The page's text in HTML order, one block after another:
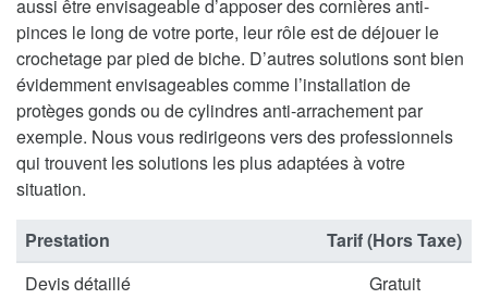
aussi être envisageable d’apposer des cornières anti-
pinces le long de votre porte, leur rôle est de déjouer le
crochetage par pied de biche. D’autres solutions sont bien
évidemment envisageables comme l’installation de
protèges gonds ou de cylindres anti-arrachement par
exemple. Nous vous redirigeons vers des professionnels
qui trouvent les solutions les plus adaptées à votre
situation.
Prestation
Tarif (Hors Taxe)
Devis détaillé
Gratuit